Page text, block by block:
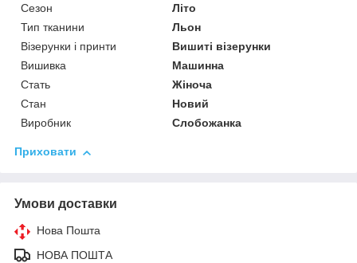
Сезон
Літо
Тип тканини
Льон
Візерунки і принти
Вишиті візерунки
Вишивка
Машинна
Стать
Жіноча
Стан
Новий
Виробник
Слобожанка
Приховати
Умови доставки
Нова Пошта
НОВА ПОШТА